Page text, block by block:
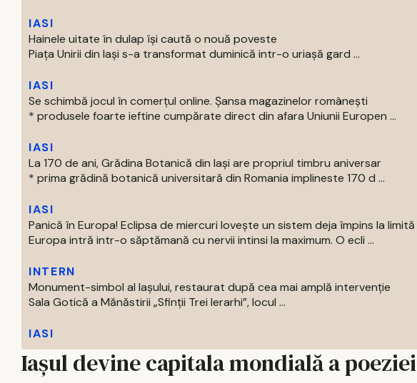
IASI
Hainele uitate în dulap îşi caută o nouă poveste
Piaţa Unirii din Iaşi s-a transformat duminică intr-o uriaşă gard ...
IASI
Se schimbă jocul în comerțul online. Șansa magazinelor românești
* produsele foarte ieftine cumpărate direct din afara Uniunii Europen ...
IASI
La 170 de ani, Grădina Botanică din Iași are propriul timbru aniversar
* prima grădină botanică universitară din Romania implineste 170 d ...
IASI
Panică în Europa! Eclipsa de miercuri lovește un sistem deja împins la limită
Europa intră intr-o săptămană cu nervii intinsi la maximum. O ecli ...
INTERN
Monument-simbol al Iaşului, restaurat după cea mai amplă intervenţie
Sala Gotică a Mănăstirii „Sfinţii Trei Ierarhi”, locul ...
IASI
Iașul devine capitala mondială a